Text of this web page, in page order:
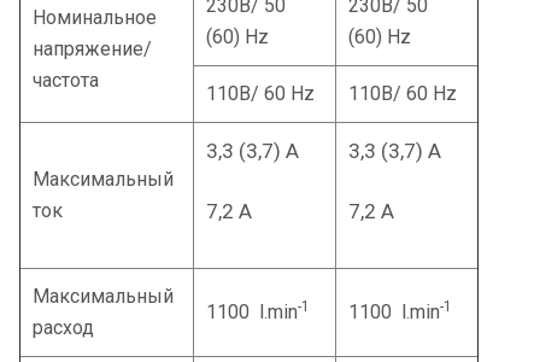
Номинальное
напряжение/
частота
230B/ 50
(60) Hz
230B/ 50
(60) Hz
110B/ 60 Hz 110B/ 60 Hz
Максимальный
ток
3,3 (3,7) A
7,2 A
3,3 (3,7) A
7,2 A
Максимальный
расход
1100 l.min-1 1100 l.min-1